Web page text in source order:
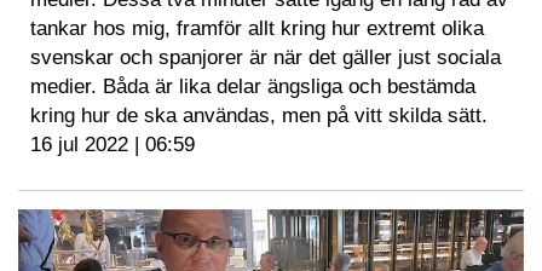
tankar hos mig, framför allt kring hur extremt olika
svenskar och spanjorer är när det gäller just sociala
medier. Båda är lika delar ängsliga och bestämda
kring hur de ska användas, men på vitt skilda sätt.
16 jul 2022 | 06:59